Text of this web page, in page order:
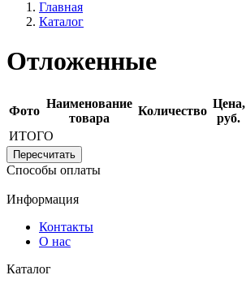
Главная
Каталог
Отложенные
Фото
Наименование
товара
Количество
Цена,
руб.
ИТОГО
Способы оплаты
Информация
Контакты
О нас
Каталог